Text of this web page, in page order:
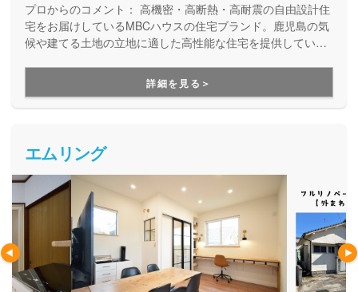
プロからのコメント： 高機密・高断熱・高耐震の自由設計住
宅をお届けしているMBCハウスの住宅ブランド。鹿児島の気
候や建てる土地の立地に適した高性能な住宅を提供していま
くりを手掛けてきたMBCハウスが手がける住宅だから、性能
もアフターサポートも安心です。
詳細を見る＞
エムリング